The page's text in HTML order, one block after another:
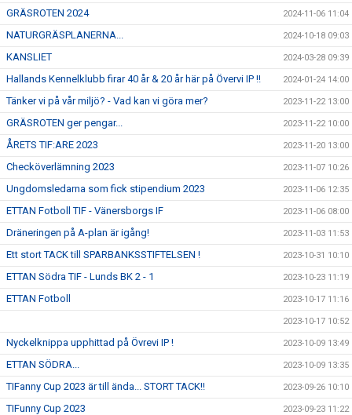
GRÄSROTEN 2024 2024-11-06 11:04
NATURGRÄSPLANERNA... 2024-10-18 09:03
KANSLIET 2024-03-28 09:39
Hallands Kennelklubb firar 40 år & 20 år här på Övervi IP !! 2024-01-24 14:00
Tänker vi på vår miljö? - Vad kan vi göra mer? 2023-11-22 13:00
GRÄSROTEN ger pengar... 2023-11-22 10:00
ÅRETS TIF:ARE 2023 2023-11-20 13:00
Checköverlämning 2023 2023-11-07 10:26
Ungdomsledarna som fick stipendium 2023 2023-11-06 12:35
ETTAN Fotboll TIF - Vänersborgs IF 2023-11-06 08:00
Dräneringen på A-plan är igång! 2023-11-03 11:53
Ett stort TACK till SPARBANKSSTIFTELSEN ! 2023-10-31 10:10
ETTAN Södra TIF - Lunds BK 2 - 1 2023-10-23 11:19
ETTAN Fotboll 2023-10-17 11:16
2023-10-17 10:52
Nyckelknippa upphittad på Övrevi IP ! 2023-10-09 13:49
ETTAN SÖDRA... 2023-10-09 13:35
TIFanny Cup 2023 är till ända... STORT TACK!! 2023-09-26 10:10
TIFunny Cup 2023 2023-09-23 11:22